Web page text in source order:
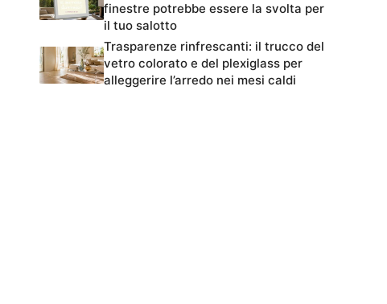
finestre potrebbe essere la svolta per
il tuo salotto
Trasparenze rinfrescanti: il trucco del
vetro colorato e del plexiglass per
alleggerire l’arredo nei mesi caldi